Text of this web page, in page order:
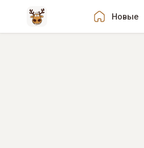
Новые